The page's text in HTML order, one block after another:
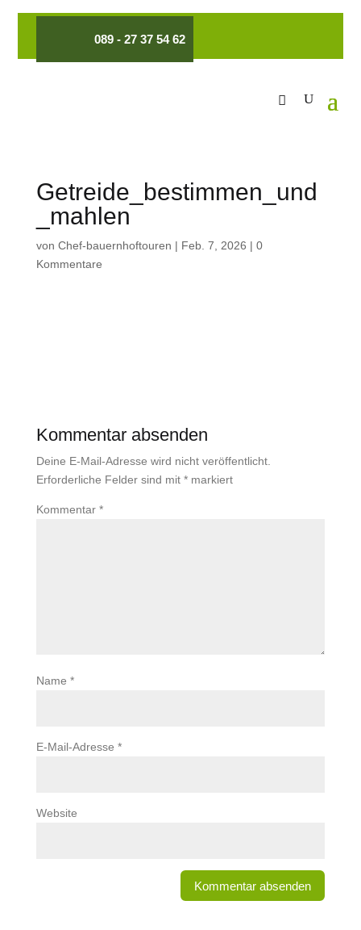
089 - 27 37 54 62
Getreide_bestimmen_und
_mahlen
von Chef-bauernhoftouren | Feb. 7, 2026 | 0
Kommentare
Kommentar absenden
Deine E-Mail-Adresse wird nicht veröffentlicht.
Erforderliche Felder sind mit *markiert
Kommentar *
Name *
E-Mail-Adresse *
Website